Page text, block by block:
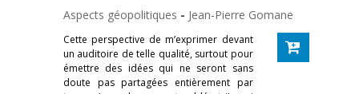
Aspects géopolitiques - Jean-Pierre Gomane
Cette perspective de m’exprimer devant
un auditoire de telle qualité, surtout pour
émettre des idées qui ne seront sans
doute pas partagées entièrement par